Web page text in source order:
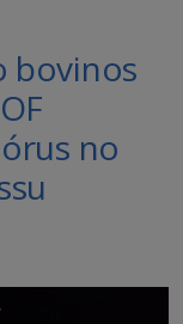
bovinos
no